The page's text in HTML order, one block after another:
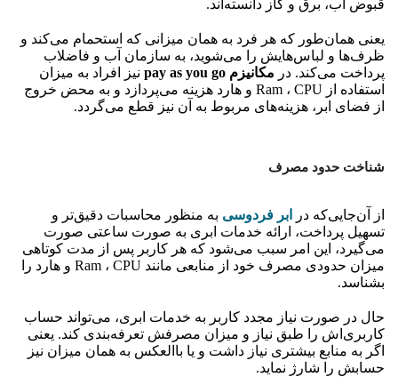
قبوض آب، برق و گاز دانسته‌اند.
یعنی همان‌طور که هر فرد به همان میزانی که استحمام می‌کند و
ظرف‌ها و لباس‌هایش را می‌شوید، به سازمان آب و فاضلاب
پرداخت می‌کند. در مکانیزم pay as you go
نیز افراد به میزان
استفاده از Ram ، CPU و هارد هزینه می‌پردازد و به محض خروج
از فضای ابر، هزینه‌های مربوط به آن نیز قطع می‌گردد.
شناخت حدود مصرف
از آن‌جایی‌که در ابر فردوسی به منظور محاسبات دقیق‌تر و
تسهیل پرداخت، ارائه خدمات ابری به صورت ساعتی صورت
می‌گیرد، این امر سبب می‌شود که هر کاربر پس از مدت کوتاهی
میزان حدودی مصرف خود از منابعی مانند Ram ، CPU و هارد را
بشناسد.
حال در صورت نیاز مجدد کاربر به خدمات ابری، می‌تواند حساب
کاربری‌اش را طبق نیاز و میزان مصرفش تعرفه‌بندی کند. یعنی
اگر به منابع بیشتری نیاز داشت و یا باالعکس به همان میزان نیز
حسابش را شارژ نماید.